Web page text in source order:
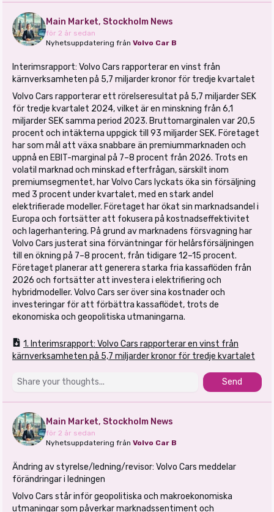
Main Market, Stockholm News
för 2 år sedan
Nyhetsuppdatering från Volvo Car B
Interimsrapport: Volvo Cars rapporterar en vinst från
kärnverksamheten på 5,7 miljarder kronor för tredje kvartalet
Volvo Cars rapporterar ett rörelseresultat på 5,7 miljarder SEK
för tredje kvartalet 2024, vilket är en minskning från 6,1
miljarder SEK samma period 2023. Bruttomarginalen var 20,5
procent och intäkterna uppgick till 93 miljarder SEK. Företaget
har som mål att växa snabbare än premiummarknaden och
uppnå en EBIT-marginal på 7–8 procent från 2026. Trots en
volatil marknad och minskad efterfrågan, särskilt inom
premiumsegmentet, har Volvo Cars lyckats öka sin försäljning
med 3 procent under kvartalet, med en stark andel
elektrifierade modeller. Företaget har ökat sin marknadsandel i
Europa och fortsätter att fokusera på kostnadseffektivitet
och lagerhantering. På grund av marknadens försvagning har
Volvo Cars justerat sina förväntningar för helårsförsäljningen
till en ökning på 7–8 procent, från tidigare 12–15 procent.
Företaget planerar att generera starka fria kassaflöden från
2026 och fortsätter att investera i elektrifiering och
hybridmodeller. Volvo Cars ser över sina kostnader och
investeringar för att förbättra kassaflödet, trots de
ekonomiska och geopolitiska utmaningarna.
1. Interimsrapport: Volvo Cars rapporterar en vinst från
kärnverksamheten på 5,7 miljarder kronor för tredje kvartalet
Send
Main Market, Stockholm News
för 2 år sedan
Nyhetsuppdatering från Volvo Car B
Ändring av styrelse/ledning/revisor: Volvo Cars meddelar
förändringar i ledningen
Volvo Cars står inför geopolitiska och makroekonomiska
utmaningar som påverkar marknadssentiment och